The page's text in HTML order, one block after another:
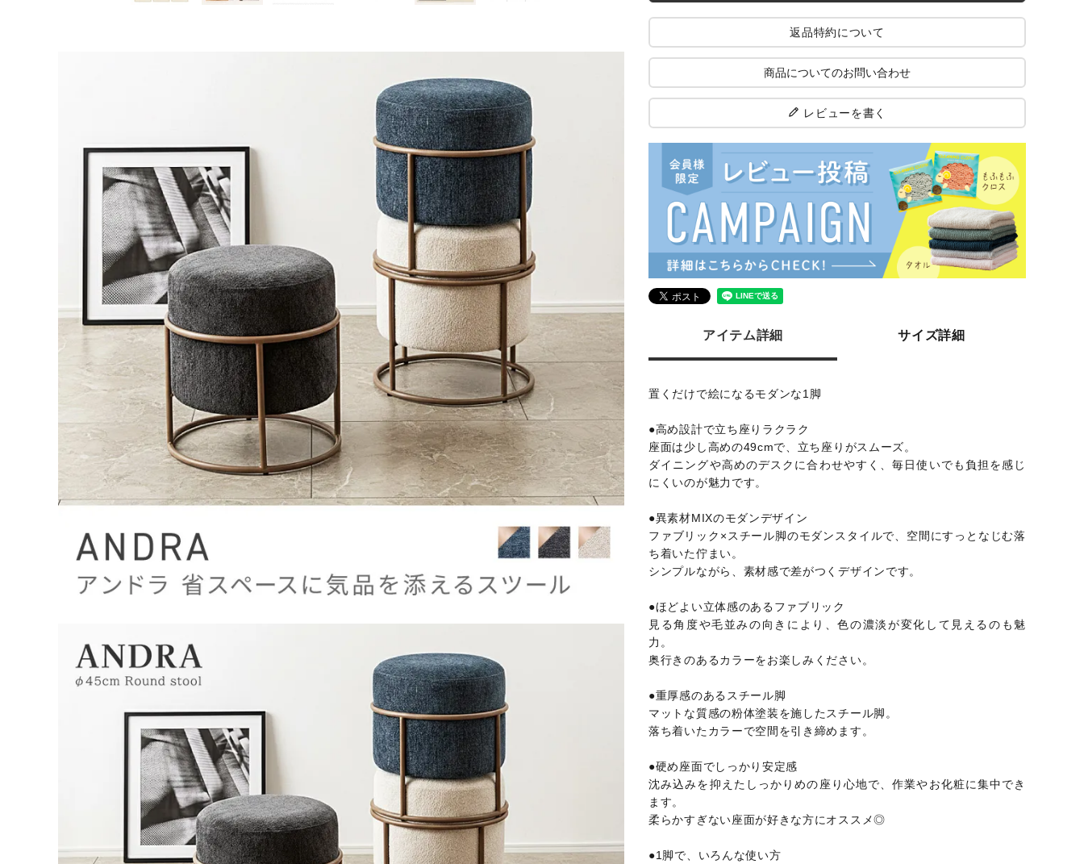
返品特約について
商品についてのお問い合わせ
レビューを書く
アイテム詳細 サイズ詳細
置くだけで絵になるモダンな1脚
●高め設計で立ち座りラクラク
座面は少し高めの49cmで、立ち座りがスムーズ。
ダイニングや高めのデスクに合わせやすく、毎日使いでも負担を感じ
にくいのが魅力です。
●異素材MIXのモダンデザイン
ファブリック×スチール脚のモダンスタイルで、空間にすっとなじむ落
ち着いた佇まい。
シンプルながら、素材感で差がつくデザインです。
●ほどよい立体感のあるファブリック
見る角度や毛並みの向きにより、色の濃淡が変化して見えるのも魅
力。
奥行きのあるカラーをお楽しみください。
●重厚感のあるスチール脚
マットな質感の粉体塗装を施したスチール脚。
落ち着いたカラーで空間を引き締めます。
●硬め座面でしっかり安定感
沈み込みを抑えたしっかりめの座り心地で、作業やお化粧に集中でき
ます。
柔らかすぎない座面が好きな方にオススメ◎
●1脚で、いろんな使い方